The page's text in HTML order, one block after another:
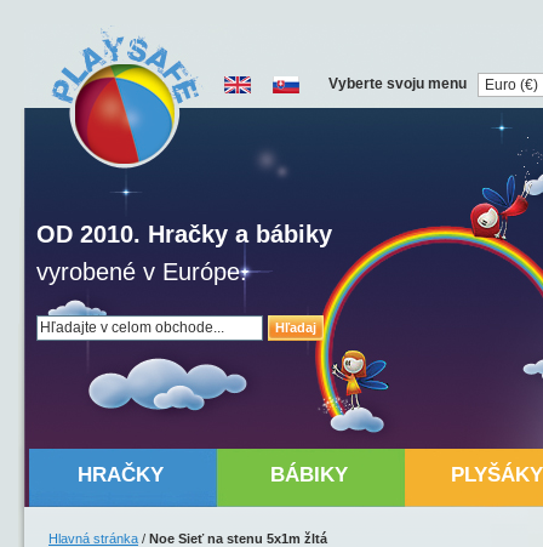
Hľadaj
OD 2010. Hračky a bábiky
vyrobené v Európe.
Vyberte svoju menu
HRAČKY BÁBIKY PLYŠÁKY
Hlavná stránka / Noe Sieť na stenu 5x1m žltá